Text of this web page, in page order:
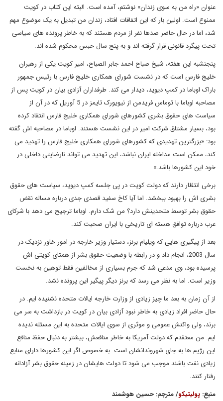
عنوان «راه من به سوی زندان» نوشتم، آمده است. البته این کتاب در کویت
ممنوع است. اولین بار که این اتفاقات افتاد، زندان من تبدیل به یک موضوع مهم
شد، اما در حال حاضر صدها نفر از مردم هستند که به خاطر پرونده های سیاسی
تحت پیگرد قانونی قرار گرفته اند و به پنج سال حبس محکوم شده اند.
پنجنشبه این هفته، شیخ صباح احمد جابر الصباح، امیر کویت یکی از رهبران
خلیج فارس است که در نشست شورای همکاری خلیج فارس با رئیس جمهور
باراک اوباما در کمپ دیوید، دیدار می کند. طرفداران آزادی بیان در کویت پس از
مصاحبه اوباما با توماس فریدمن از نیویورک تایمز در 5 آوریل که در آن از
سیاست های حقوق بشری کشورهای شورای همکاری خلیج فارس انتقاد کرده
بود، بسیار مشتاق شرکت امیر در این نشست هستند. اوباما در مصاحبه اش گفته
بود: «بزرگترین تهدیدی که کشورهای شورای همکاری خلیج فارس را تهدید می
کند، ممکن است مداخله ایران نباشد، این تهدید می تواند نارضایتی داخلی در
خود این کشورها باشد.»
برخی انتظار دارند که دولت کویت در پی جلسه کمپ دیوید، سیاست های حقوق
بشری اش را بهبود ببخشد. اما آیا کاخ سفید قصدی جدی درباره مساله نقض
حقوق بشر توسط متحدینش دارد؟ من شک دارم. اوباما ترجیح می دهد با شرکای
عرب درباره توافق هسته ای تاریخی با ایران صحبت کند.
بعد از پیگیری هایی که ویلیام برنز، دستیار وزیر خارجه در امور خاور نزدیک در
سال 2003، انجام داد و در رابطه با وضعیت حقوق بشر از همتای کویتی اش
پرسیده بود، وی مدعی شد که جرم بسیاری از مخالفین فقط توهین به نخست
وزیر است. اما به نظر می رسد که برنز دیگر پیگیر این پرونده نشد.
از آن زمان به بعد ما چیز زیادی از وزارت خارجه ایالات متحده نشنیده ایم. در
حال حاضر افراد زیادی به خاطر نبود آزادی بیان در کویت در بازداشت به سر می
برند، ولی واکنش عمومی و موثری از سوی ایالات متحده به این مسئله ندیده
ایم. من معتقدم که دولت آمریکا به خاطر منافعش، بیشتر به دنبال حفظ منافع
این رژیم ها به جای شهروندانشان است. به خصوص اگر این کشورها دارای منابع
زیادی نفت باشند موجب می شود تا دولت هایشان در زمینه حقوق بشر آزادانه
رفتار کنند.
منبع: پولیتیکو/ مترجم: حسین هوشمند